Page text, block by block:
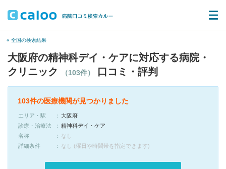
« 全国の検索結果
大阪府の精神科デイ・ケアに対応する病院・
クリニック
（103件） 口コミ・評判
103件の医療機関が見つかりました
エリア・駅
大阪府
診療・治療法
精神科デイ・ケア
名称
なし
詳細条件
なし (曜日や時間帯を指定できます)